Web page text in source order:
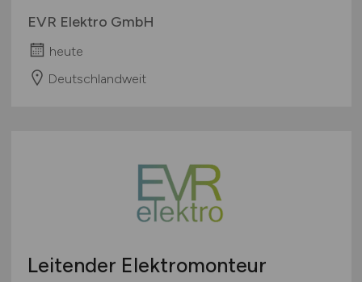
EVR Elektro GmbH
heute
Deutschlandweit
Leitender Elektromonteur